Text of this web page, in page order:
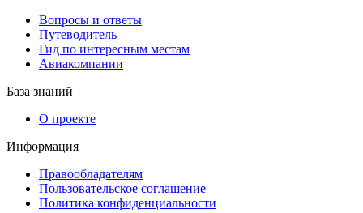
Вопросы и ответы
Путеводитель
Гид по интересным местам
Авиакомпании
База знаний
О проекте
Информация
Правообладателям
Пользовательское соглашение
Политика конфиденциальности